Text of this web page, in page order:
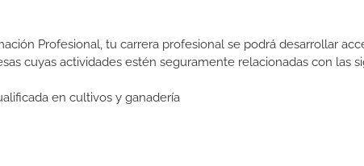
Profesional, tu carrera profesional se podrá desarrollar
cuyas actividades estén seguramente relacionadas con las
en cultivos y ganadería